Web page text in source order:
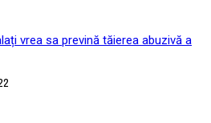
vrea sa prevină tăierea abuzivă a